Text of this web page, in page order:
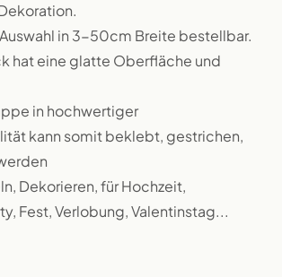
in 3-50cm Breite bestellbar.
hat eine glatte Oberfläche und
in hochwertiger
kann somit beklebt, gestrichen,
Dekorieren, für Hochzeit,
Fest, Verlobung, Valentinstag...